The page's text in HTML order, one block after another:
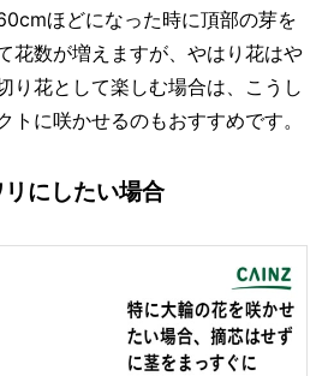
ほどになった時に頂部の芽を
花数が増えますが、やはり花はや
り花として楽しむ場合は、こうし
トに咲かせるのもおすすめです。
にしたい場合